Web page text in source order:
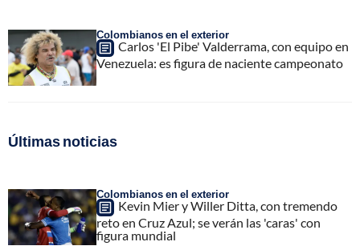
Colombianos en el exterior
Carlos 'El Pibe' Valderrama, con equipo en
Venezuela: es figura de naciente campeonato
Últimas noticias
Colombianos en el exterior
Kevin Mier y Willer Ditta, con tremendo
reto en Cruz Azul; se verán las 'caras' con
figura mundial